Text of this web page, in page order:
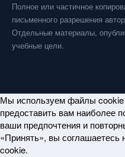
Полное или частичное
письменного разрешения
Отдельные материалы,
учебные цели.
Мы используем файлы
предоставить вам наиболее
ваши предпочтения и
«Принять», вы
cookie.